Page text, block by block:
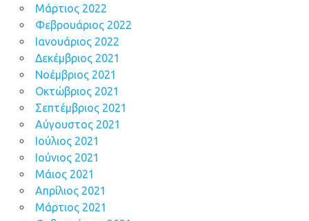
Μάρτιος 2022
Φεβρουάριος 2022
Ιανουάριος 2022
Δεκέμβριος 2021
Νοέμβριος 2021
Οκτώβριος 2021
Σεπτέμβριος 2021
Αύγουστος 2021
Ιούλιος 2021
Ιούνιος 2021
Μάιος 2021
Απρίλιος 2021
Μάρτιος 2021